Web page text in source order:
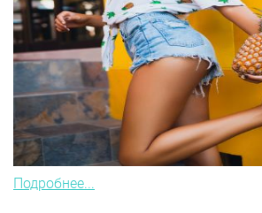
Подробнее...